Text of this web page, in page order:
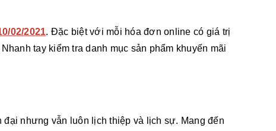
02/2021. Đặc biệt với mỗi hóa đơn online có giá trị
tay kiểm tra danh mục sản phẩm khuyến mãi
nhưng vẫn luôn lịch thiệp và lịch sự. Mang đến